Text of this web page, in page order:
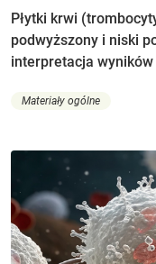
Płytki krwi
podwyższony i niski
interpretacja wyników
Materiały ogólne